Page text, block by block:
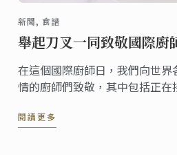
新聞, 食譜
舉起刀叉一同致敬國際廚
在這個國際廚師日，我們向世
情的廚師們致敬，其中包括正在
了慶祝此節日，我們為您帶來了
閱讀更多